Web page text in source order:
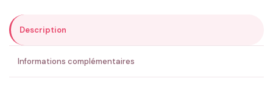
ENVOYER MA DEMANDE ✨
💚 Retour sous 24-48h🇫🇷 Flocage en France✅ Validation avant fabrication
Description
Informations complémentaires